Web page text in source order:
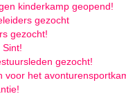
kinderkamp geopend!
gezocht
gezocht!
Sint!
gezocht!
voor het